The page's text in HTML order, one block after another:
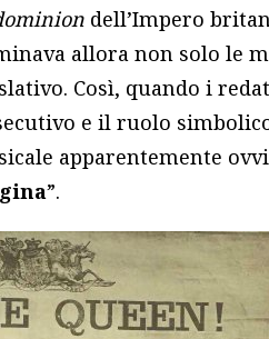
dell’Impero
allora non solo le
Così, quando i
e il ruolo
apparentemente
”.